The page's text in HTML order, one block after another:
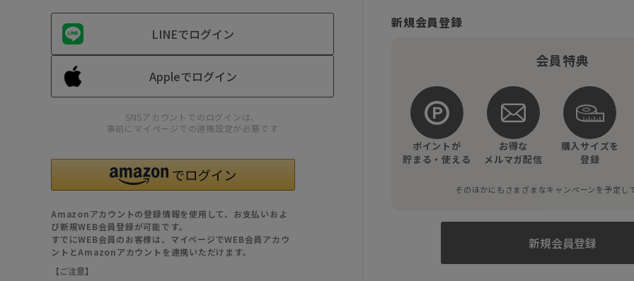
LINEでログイン
Appleでログイン
SNSアカウントでのログインは、
事前にマイページでの連携設定が必要です
Amazonアカウントの登録情報を使用して、お支払いおよ
び新規WEB会員登録が可能です。
すでにWEB会員のお客様は、マイページでWEB会員アカウ
ントとAmazonアカウントを連携いただけます。
【ご注意】
新規会員登録
会員特典
ポイントが
貯まる・使える
お得な
メルマガ配信
購入サイズを
登録
そのほかにもさまざまなキャンペーンを予定し
新規会員登録